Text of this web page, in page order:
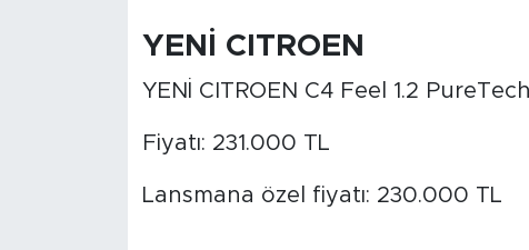
YENİ CITROEN
YENİ CITROEN C4 Feel 1.2
Fiyatı: 231.000 TL
Lansmana özel fiyatı: 230.000 TL